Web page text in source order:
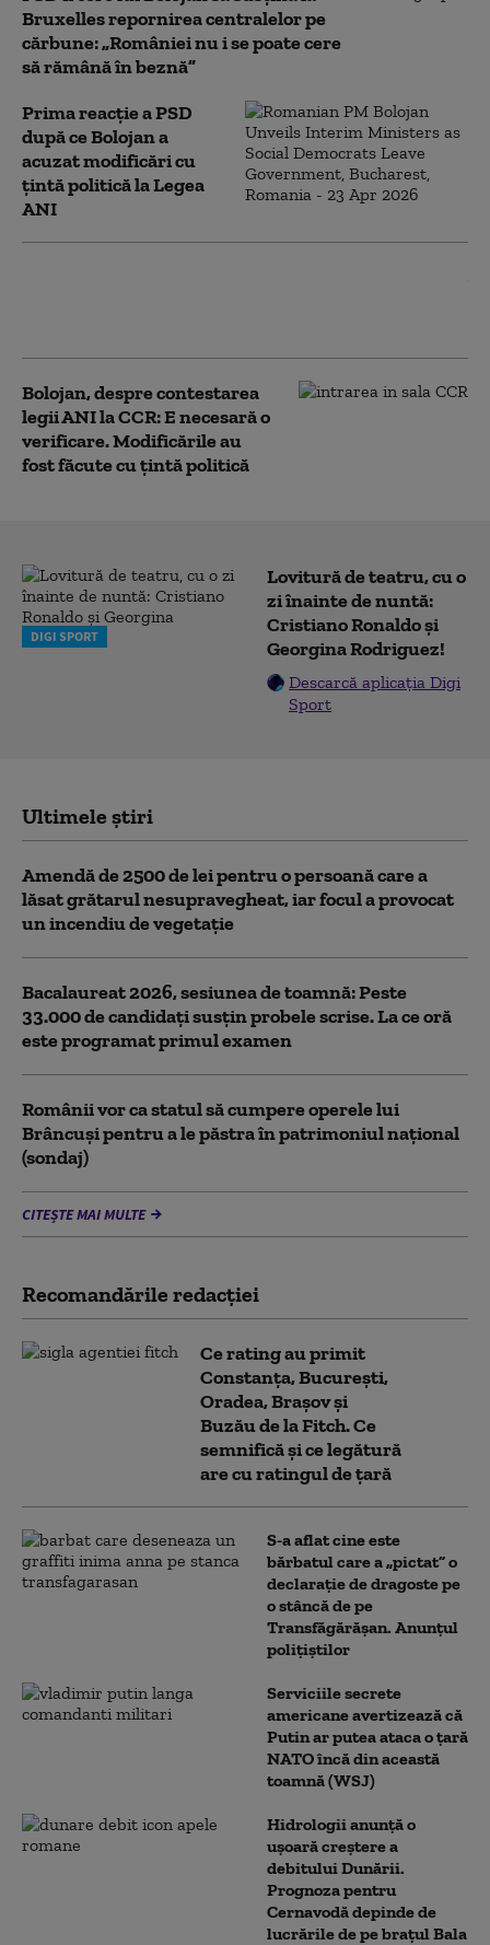
Bruxelles repornirea centralelor pe
cărbune: „României nu i se poate cere
să rămână în beznă”
Prima reacție a PSD
după ce Bolojan a
acuzat modificări cu
țintă politică la Legea
ANI
Bolojan, despre contestarea
legii ANI la CCR: E necesară o
verificare. Modificările au
fost făcute cu țintă politică
DIGI SPORT
Lovitură de teatru, cu o
zi înainte de nuntă:
Cristiano Ronaldo și
Georgina Rodriguez!
Descarcă aplicația Digi
Sport
Ultimele știri
Amendă de 2500 de lei pentru o persoană care a
lăsat grătarul nesupravegheat, iar focul a provocat
un incendiu de vegetaţie
Bacalaureat 2026, sesiunea de toamnă: Peste
33.000 de candidați susțin probele scrise. La ce oră
este programat primul examen
Românii vor ca statul să cumpere operele lui
Brâncuși pentru a le păstra în patrimoniul național
(sondaj)
CITEȘTE MAI MULTE
Recomandările redacţiei
Ce rating au primit
Constanța, București,
Oradea, Brașov și
Buzău de la Fitch. Ce
semnifică și ce legătură
are cu ratingul de țară
S-a aflat cine este
bărbatul care a „pictat” o
declarație de dragoste pe
o stâncă de pe
Transfăgărășan. Anunțul
polițiștilor
Serviciile secrete
americane avertizează că
Putin ar putea ataca o țară
NATO încă din această
toamnă (WSJ)
Hidrologii anunță o
ușoară creștere a
debitului Dunării.
Prognoza pentru
Cernavodă depinde de
lucrările de pe brațul Bala